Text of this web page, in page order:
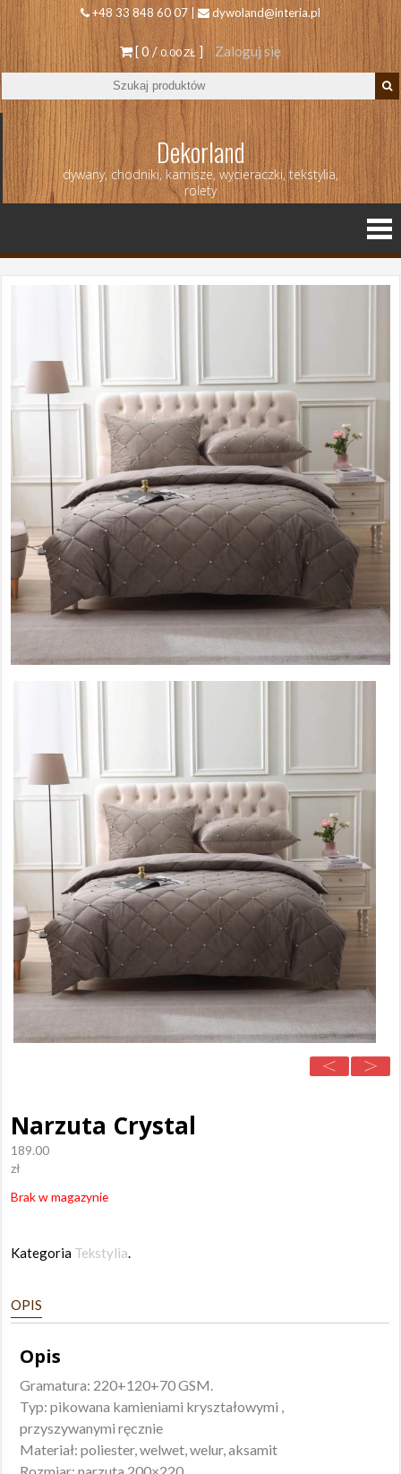
+48 33 848 60 07 | dywoland@interia.pl
[ 0 /0.00 ZŁ ] Zaloguj się
Dekorland
dywany, chodniki, karnisze, wycieraczki, tekstylia,
rolety
Narzuta Crystal
189.00
zł
Brak w magazynie
Kategoria Tekstylia.
OPIS
Opis
Gramatura: 220+120+70 GSM.
Typ: pikowana kamieniami kryształowymi ,
przyszywanymi ręcznie
Materiał: poliester, welwet, welur, aksamit